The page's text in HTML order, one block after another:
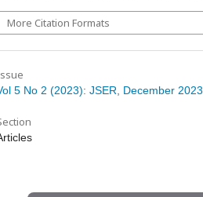
More Citation Formats
5 No 2 (2023): JSER, December 2023